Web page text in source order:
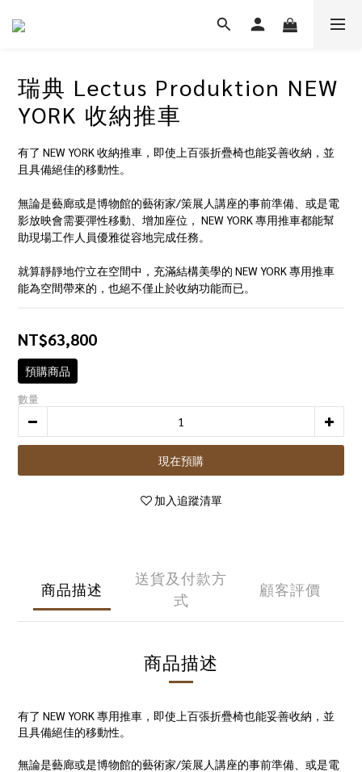
瑞典 Lectus Produktion NEW
YORK 收納推車
有了 NEW YORK 收納推車，即使上百張折疊椅也能妥善收納，並
且具備絕佳的移動性。
無論是藝廊或是博物館的藝術家/策展人講座的事前準備、或是電
影放映會需要彈性移動、增加座位， NEW YORK 專用推車都能幫
助現場工作人員優雅從容地完成任務。
就算靜靜地佇立在空間中，充滿結構美學的 NEW YORK 專用推車
能為空間帶來的，也絕不僅止於收納功能而已。
NT$63,800
預購商品
數量
現在預購
加入追蹤清單
商品描述
送貨及付款方
式
顧客評價
商品描述
有了 NEW YORK 專用推車，即使上百張折疊椅也能妥善收納，並
且具備絕佳的移動性。
無論是藝廊或是博物館的藝術家/策展人講座的事前準備、或是電